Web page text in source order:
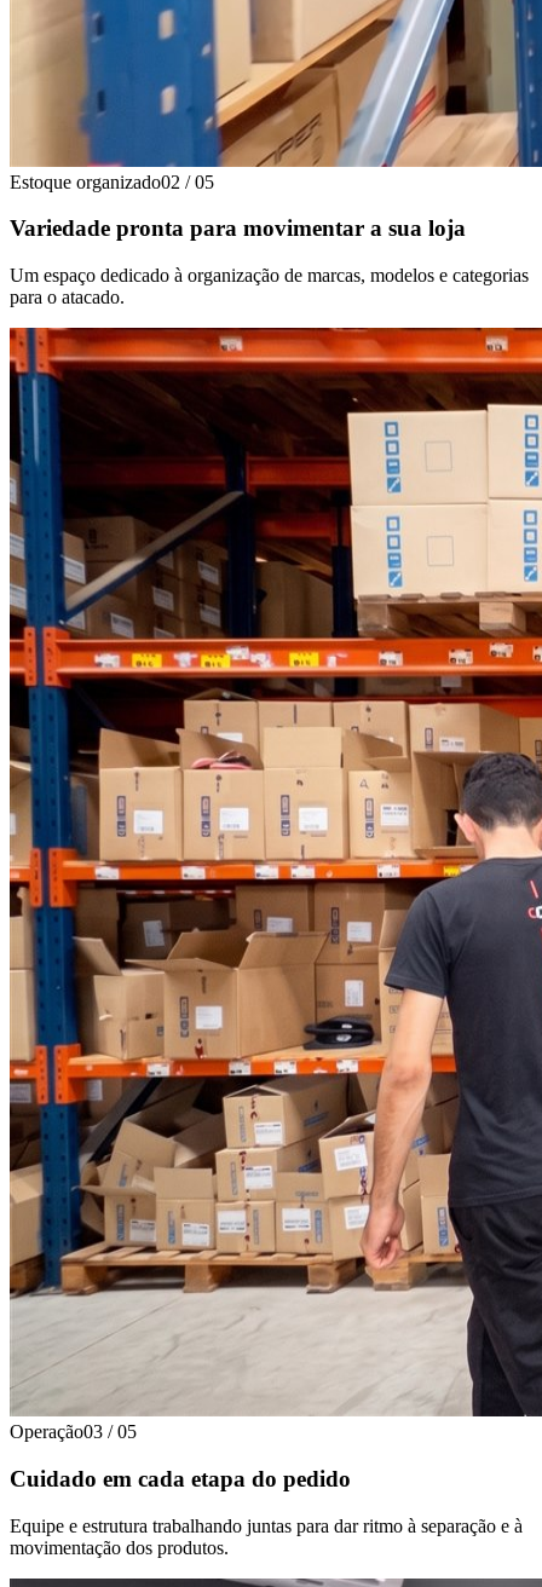
Estoque organizado02 / 05
Variedade pronta para movimentar a sua loja
Um espaço dedicado à organização de marcas, modelos e categorias
para o atacado.
Operação03 / 05
Cuidado em cada etapa do pedido
Equipe e estrutura trabalhando juntas para dar ritmo à separação e à
movimentação dos produtos.